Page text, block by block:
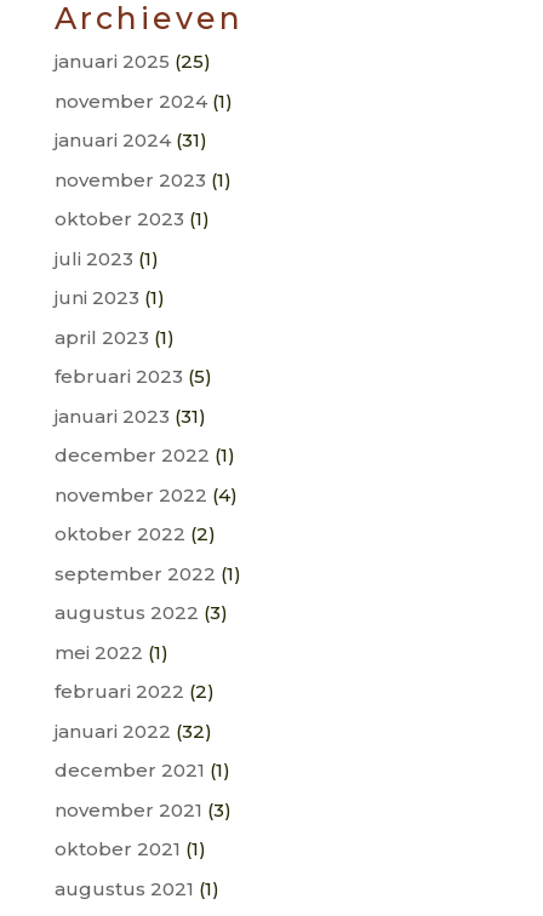
Archieven
januari 2025 (25)
november 2024(1)
januari 2024(31)
november 2023 (1)
oktober 2023 (1)
juli 2023 (1)
juni 2023 (1)
april 2023 (1)
februari 2023 (5)
januari 2023 (31)
december 2022 (1)
november 2022 (4)
oktober 2022 (2)
september 2022 (1)
augustus 2022 (3)
mei 2022 (1)
februari 2022 (2)
januari 2022 (32)
december 2021 (1)
november 2021 (3)
oktober 2021 (1)
augustus 2021 (1)